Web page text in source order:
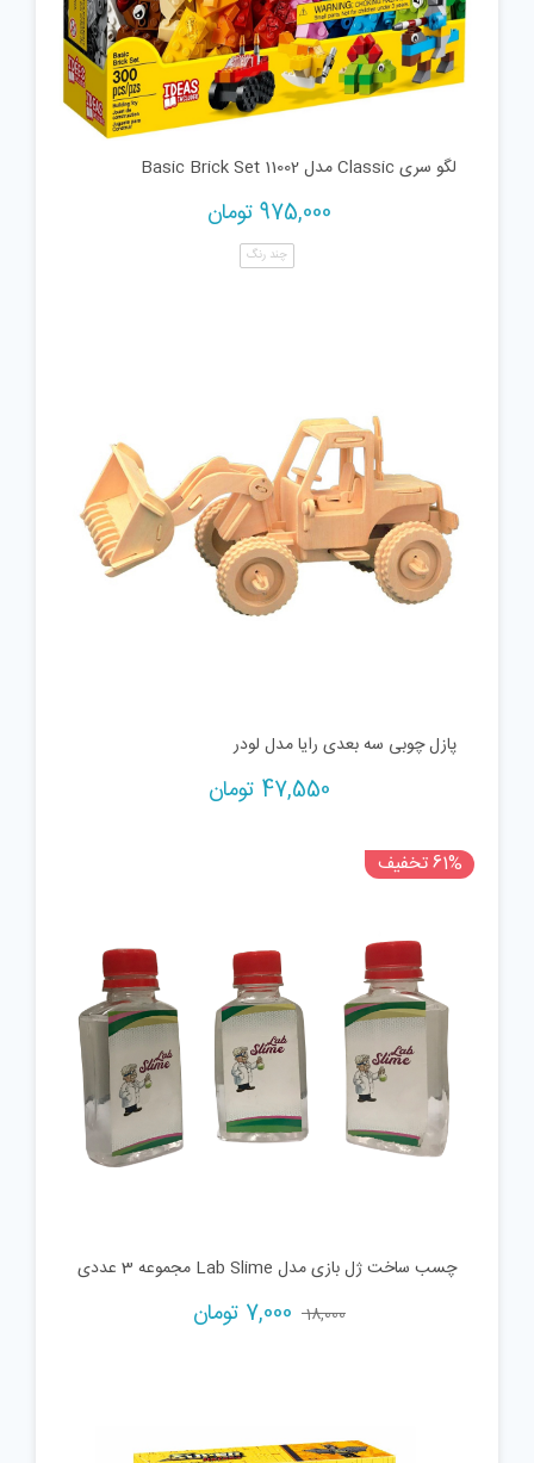
لگو سری Classic مدل 11002 Basic Brick Set
975,000 تومان
چند رنگ
پازل چوبی سه بعدی رایا مدل لودر
47,550 تومان
61% تخفیف
چسب ساخت ژل بازی مدل Lab Slime مجموعه 3 عددی
18,000
Original
7,000 تومان